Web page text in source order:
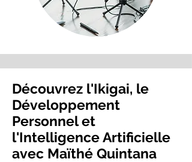
Découvrez l'Ikigai, le
Développement
Personnel et
l'Intelligence Artificielle
avec Maïthé Quintana